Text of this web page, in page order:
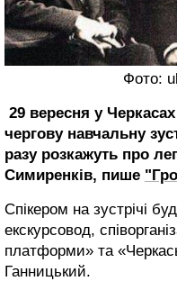
Фото:
29 вересня у
чергову навчальну
разу розкажуть про
Симиренків, пише
Спікером на зустрічі
екскурсовод,
платформи» та
Ганницький.